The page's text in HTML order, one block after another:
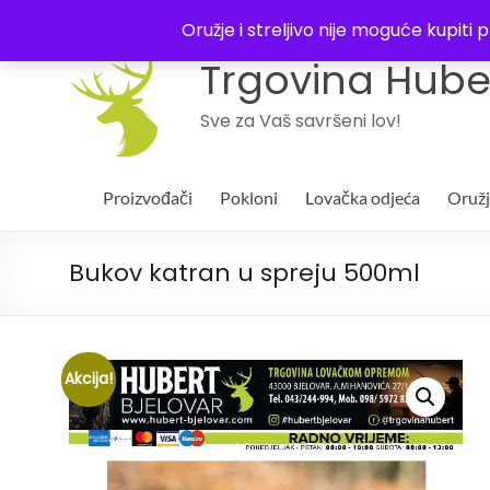
Oružje i streljivo nije moguće kupiti
Trgovina
Sve za Vaš savršeni lov!
Proizvođači Pokloni Lovačka odjeća
Bukov katran u spreju 500ml
Akcija!